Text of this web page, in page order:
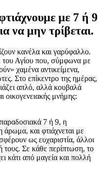
με 7 ή 9
να μην τρίβεται.
κανέλα και γαρύφαλλο.
του Αγίου που, σύμφωνα με
χαμένα αντικείμενα,
Στο επίκεντρο της ημέρας,
απλό, αλλά κουβαλά
μνήμης:
7 ή 9, η
άρωμα, και φτιάχνεται με
ως ευχαριστία, άλλοι
τους. Σε κάθε περίπτωση, το
κάτι από μαγεία και πολλή